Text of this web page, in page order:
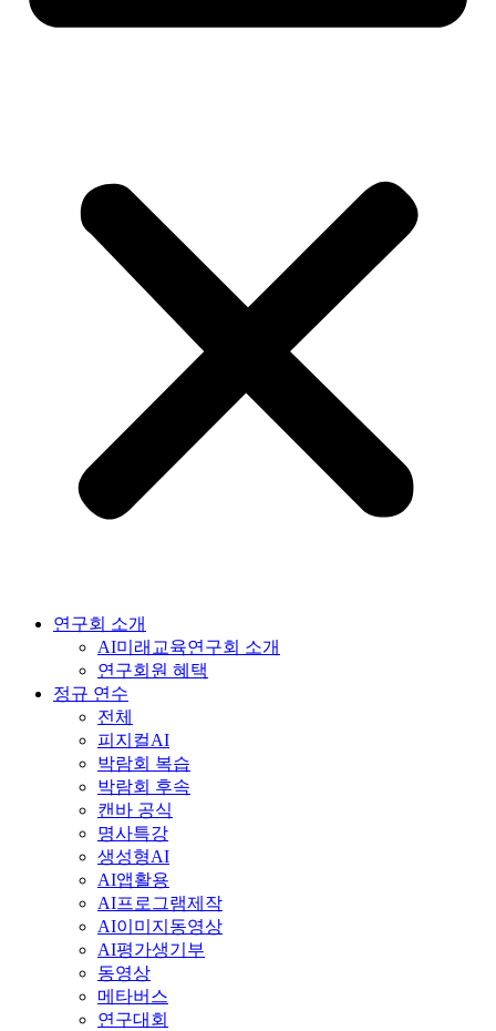
연구회 소개
AI미래교육연구회 소개
연구회원 혜택
정규 연수
전체
피지컬AI
박람회 복습
박람회 후속
캔바 공식
명사특강
생성형AI
AI앱활용
AI프로그램제작
AI이미지동영상
AI평가생기부
동영상
메타버스
연구대회